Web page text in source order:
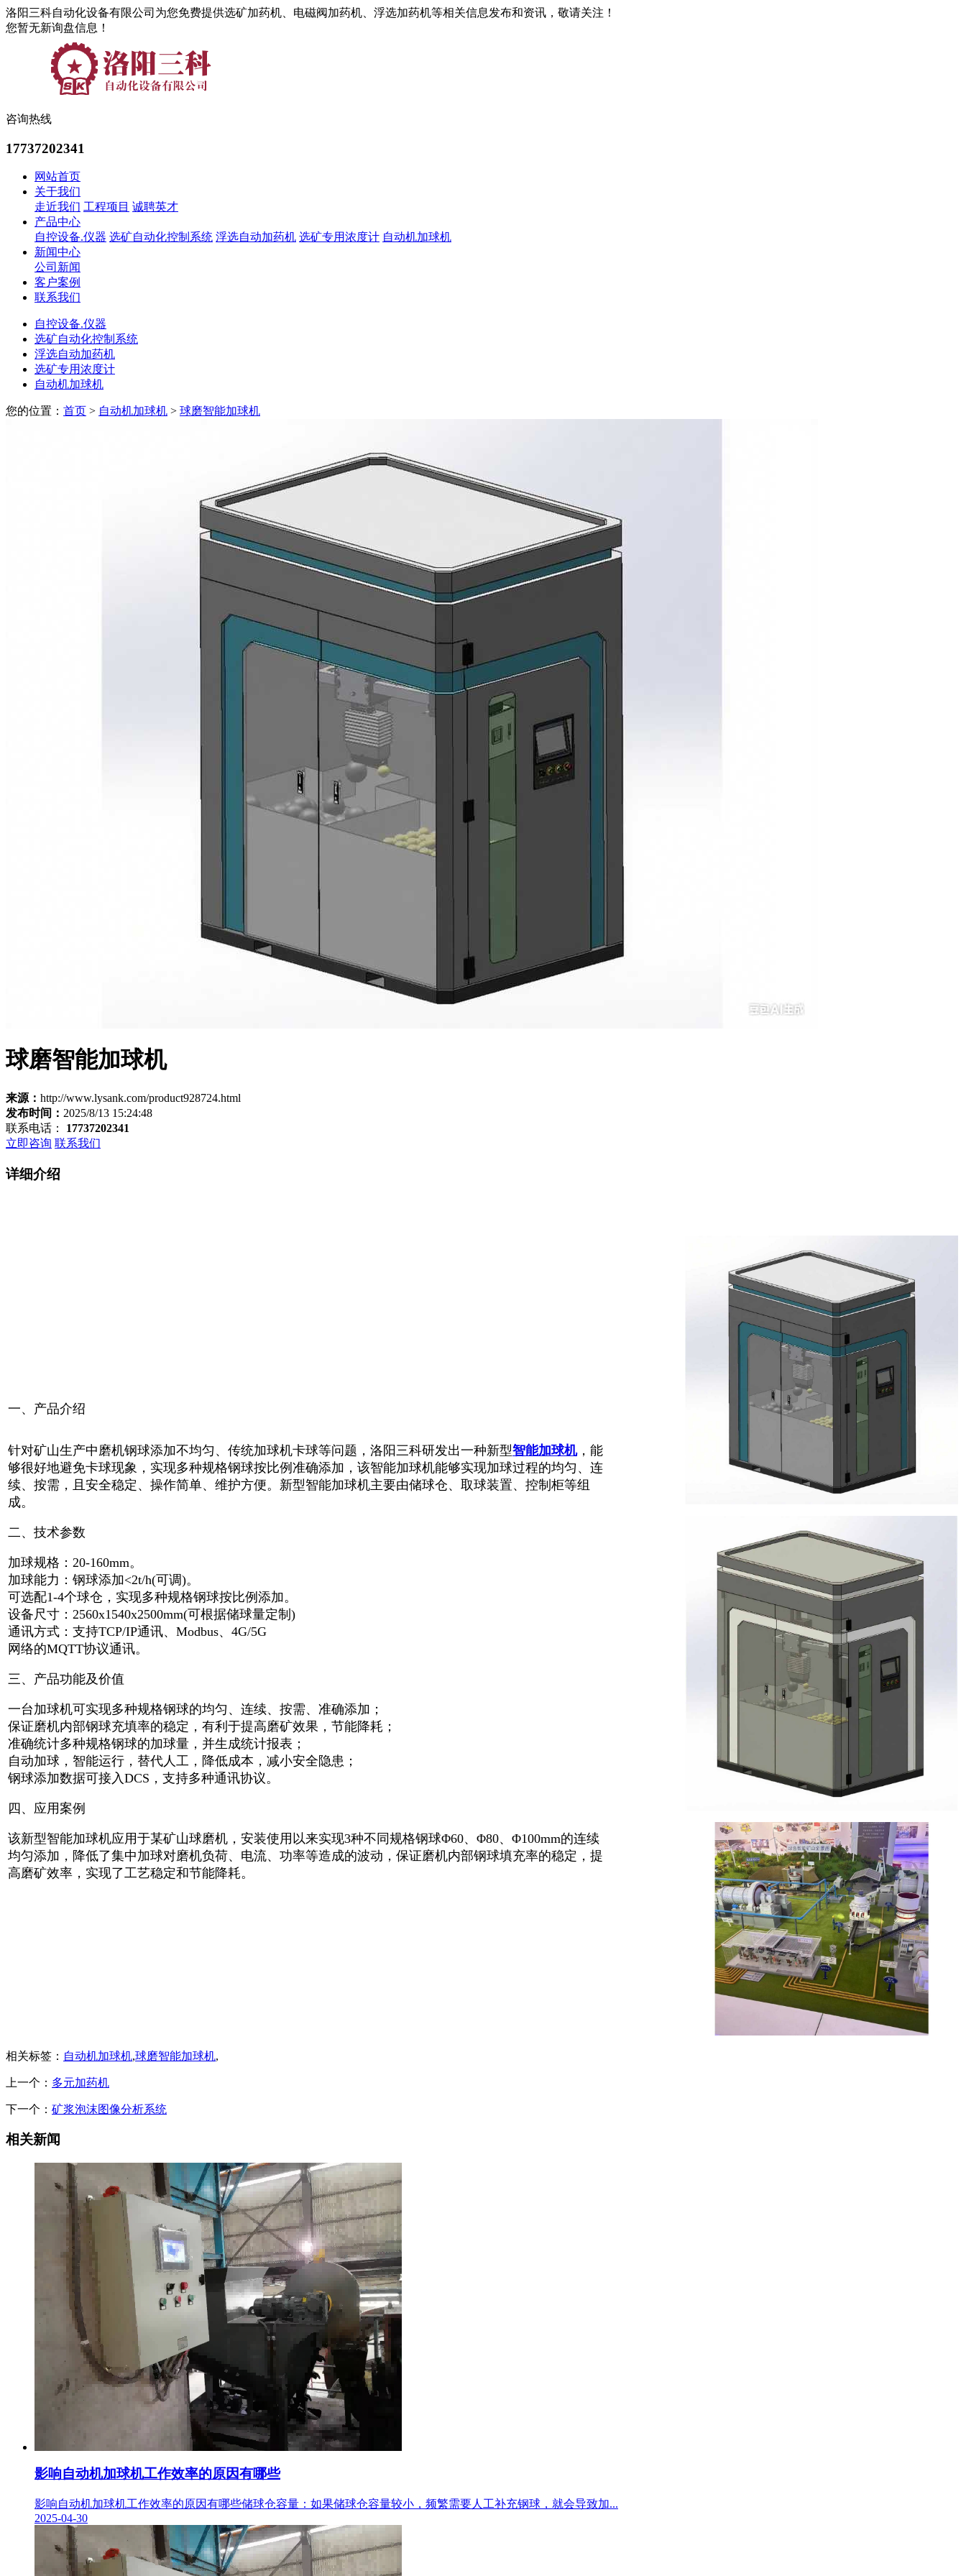
洛阳三科自动化设备有限公司为您免费提供选矿加药机、电磁阀加药机、浮选加药机等相关信息发布和资讯，敬请关注！
您暂无新询盘信息！
咨询热线
17737202341
网站首页
关于我们
走近我们 工程项目 诚聘英才
产品中心
自控设备.仪器 选矿自动化控制系统 浮选自动加药机 选矿专用浓度计 自动机加球机
新闻中心
公司新闻
客户案例
联系我们
自控设备.仪器
选矿自动化控制系统
浮选自动加药机
选矿专用浓度计
自动机加球机
您的位置： 首页 > 自动机加球机 > 球磨智能加球机
球磨智能加球机
来源： http://www.lysank.com/product928724.html
发布时间： 2025/8/13 15:24:48
联系电话：
17737202341
立即咨询 联系我们
详细介绍
一、产品介绍
针对矿山生产中磨机钢球添加不均匀、传统加球机卡球等问题，洛阳三科研发出一种新型智能加球机，能
够很好地避免卡球现象，实现多种规格钢球按比例准确添加，该智能加球机能够实现加球过程的均匀、连
续、按需，且安全稳定、操作简单、维护方便。新型智能加球机主要由储球仓、取球装置、控制柜等组
成。
二、技术参数
加球规格：20-160mm。
加球能力：钢球添加<2t/h(可调)。
可选配1-4个球仓，实现多种规格钢球按比例添加。
设备尺寸：2560x1540x2500mm(可根据储球量定制)
通讯方式：支持TCP/IP通讯、Modbus、4G/5G
网络的MQTT协议通讯。
三、产品功能及价值
一台加球机可实现多种规格钢球的均匀、连续、按需、准确添加；
保证磨机内部钢球充填率的稳定，有利于提高磨矿效果，节能降耗；
准确统计多种规格钢球的加球量，并生成统计报表；
自动加球，智能运行，替代人工，降低成本，减小安全隐患；
钢球添加数据可接入DCS，支持多种通讯协议。
四、应用案例
该新型智能加球机应用于某矿山球磨机，安装使用以来实现3种不同规格钢球Φ60、Φ80、Φ100mm的连续
均匀添加，降低了集中加球对磨机负荷、电流、功率等造成的波动，保证磨机内部钢球填充率的稳定，提
高磨矿效率，实现了工艺稳定和节能降耗。
相关标签： 自动机加球机,球磨智能加球机,
上一个： 多元加药机
下一个： 矿浆泡沫图像分析系统
相关新闻
影响自动机加球机工作效率的原因有哪些
影响自动机加球机工作效率的原因有哪些储球仓容量：如果储球仓容量较小，频繁需要人工补充钢球，就会导致加...
2025-04-30